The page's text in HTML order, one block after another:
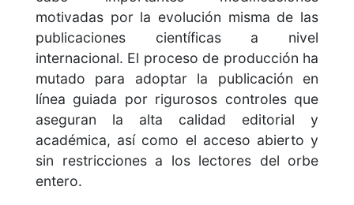
motivadas por la evolución misma de las
publicaciones científicas a nivel
internacional. El proceso de producción ha
mutado para adoptar la publicación en
línea guiada por rigurosos controles que
aseguran la alta calidad editorial y
académica, así como el acceso abierto y
sin restricciones a los lectores del orbe
entero.